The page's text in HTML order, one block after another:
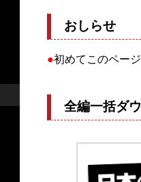
おしらせ
●初めてこのペー
全編一括ダ